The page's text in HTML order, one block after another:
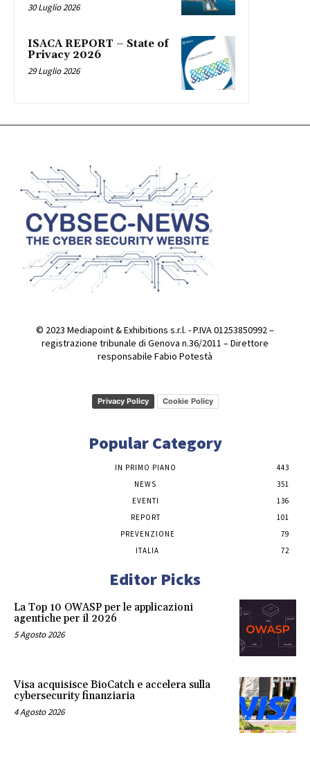
30 Luglio 2026
ISACA REPORT – State of
Privacy 2026
29 Luglio 2026
© 2023 Mediapoint & Exhibitions s.r.l. - P.IVA 01253850992 –
registrazione tribunale di Genova n.36/2011 – Direttore
responsabile Fabio Potestà
Privacy Policy Cookie Policy
Popular Category
IN PRIMO PIANO
443
NEWS
351
EVENTI
136
REPORT
101
PREVENZIONE
79
ITALIA
72
Editor Picks
La Top 10 OWASP per le applicazioni
agentiche per il 2026
5 Agosto 2026
Visa acquisisce BioCatch e accelera sulla
cybersecurity finanziaria
4 Agosto 2026